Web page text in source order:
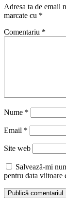
Adresa ta de email
marcate cu *
Comentariu *
Nume *
Email *
Site web
Salvează-mi
pentru data viitoare